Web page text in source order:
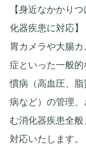
【身近なかかり
化器疾患に対応】
胃カメラや大腸
症といった一般
慣病（高血圧、
病など）の管理
む消化器疾患全般
対応いたします。